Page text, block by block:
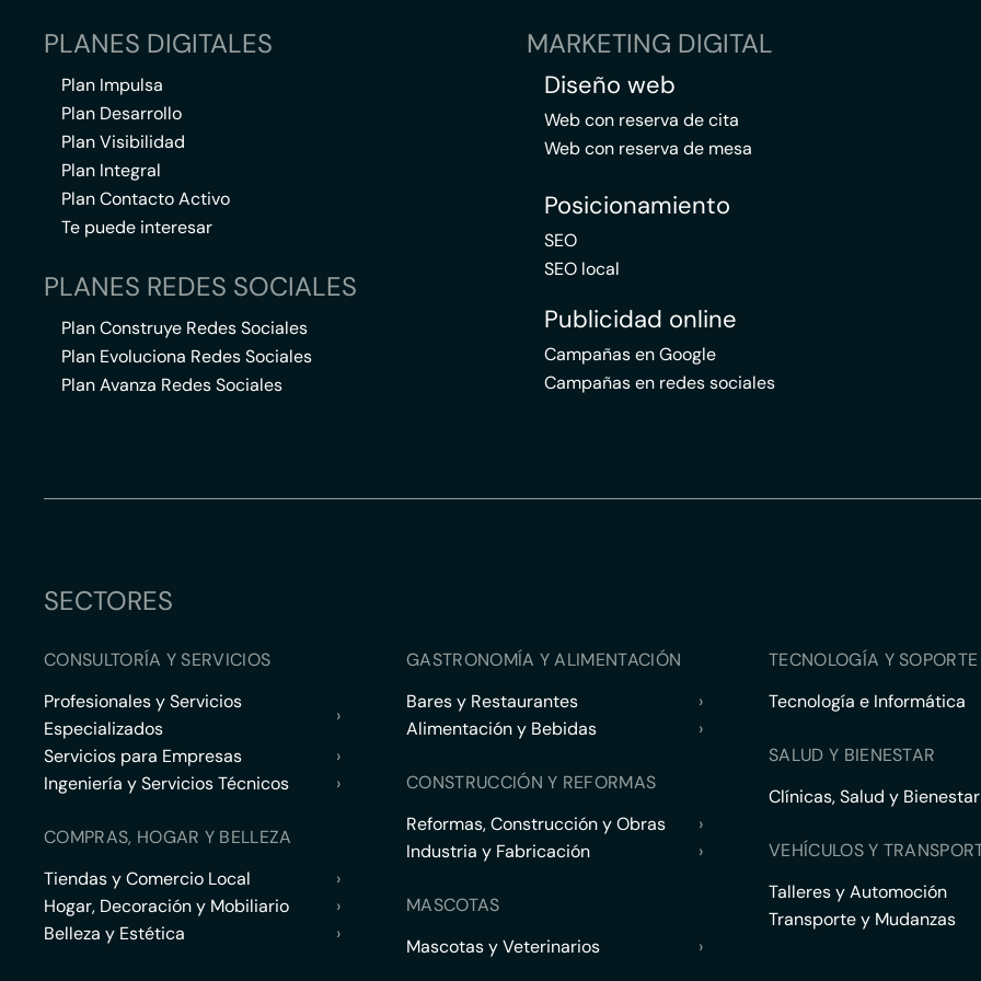
PLANES DIGITALES
Plan Impulsa
Plan Desarrollo
Plan Visibilidad
Plan Integral
Plan Contacto Activo
Te puede interesar
PLANES REDES SOCIALES
Plan Construye Redes Sociales
Plan Evoluciona Redes Sociales
Plan Avanza Redes Sociales
MARKETING DIGITAL
Diseño web
Web con reserva de cita
Web con reserva de mesa
Posicionamiento
SEO
SEO local
Publicidad online
Campañas en Google
Campañas en redes sociales
SECTORES
CONSULTORÍA Y SERVICIOS
Profesionales y Servicios
Especializados
›
Servicios para Empresas
›
Ingeniería y Servicios Técnicos
›
COMPRAS, HOGAR Y BELLEZA
Tiendas y Comercio Local
›
Hogar, Decoración y Mobiliario
›
Belleza y Estética
›
GASTRONOMÍA Y ALIMENTACIÓN
Bares y Restaurantes
›
Alimentación y Bebidas
›
CONSTRUCCIÓN Y REFORMAS
Reformas, Construcción y Obras
›
Industria y Fabricación
›
MASCOTAS
Mascotas y Veterinarios
›
TECNOLOGÍA Y
Tecnología e Informática
SALUD Y BIENESTAR
Clínicas, Salud y Bienestar
VEHÍCULOS Y
Talleres y Automoción
Transporte y Mudanzas